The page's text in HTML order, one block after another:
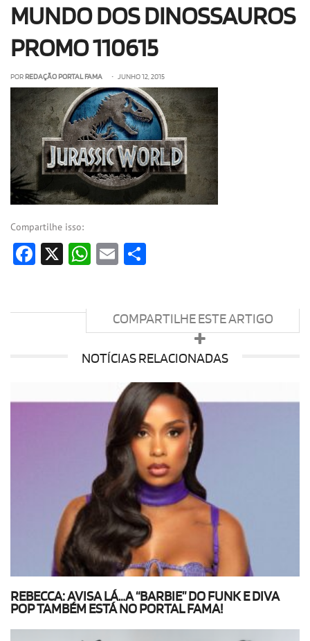
MUNDO DOS DINOSSAUROS
PROMO 110615
POR REDAÇÃO PORTAL FAMA • JUNHO 12, 2015
Compartilhe isso:
Facebook
X WhatsApp
Email
COMPARTILHE ESTE ARTIGO
NOTÍCIAS RELACIONADAS
REBECCA: AVISA LÁ…A “BARBIE” DO FUNK E DIVA
POP TAMBÉM ESTÁ NO PORTAL FAMA!